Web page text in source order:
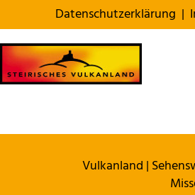
Datenschutzerklärung |
Vulkanland |